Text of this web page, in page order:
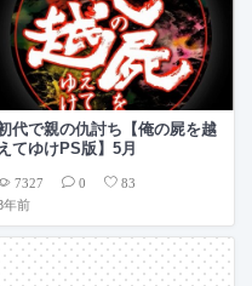
代で親の仇討ち【俺の屍を越
えてゆけPS版】5月
7327 0 83
年前